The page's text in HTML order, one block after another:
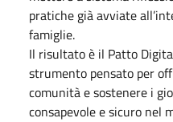
pratiche già avviate
famiglie.
Il risultato è il Patto
strumento pensato per
comunità e sostenere i
consapevole e sicuro nel